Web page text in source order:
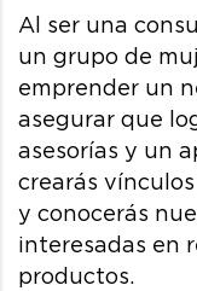
Al ser una
un grupo de
emprender un
asegurar que
asesorías y un
crearás
y conocerás
interesadas en
productos.